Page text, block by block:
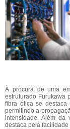
À procura de uma
estruturado Furukawa
fibra ótica se destaca
permitindo a
intensidade. Além da
destaca pela